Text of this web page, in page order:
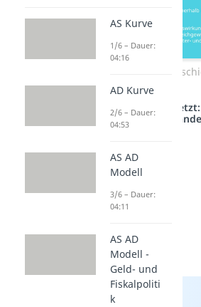
Gütermarkt:
Studyflix
einem
AS Kurve
1/6 – Dauer:
04:16
AD Kurve
2/6 – Dauer:
04:53
AS AD
Modell
3/6 – Dauer:
04:11
AS AD
Modell -
Geld- und
Fiskalpoliti
k